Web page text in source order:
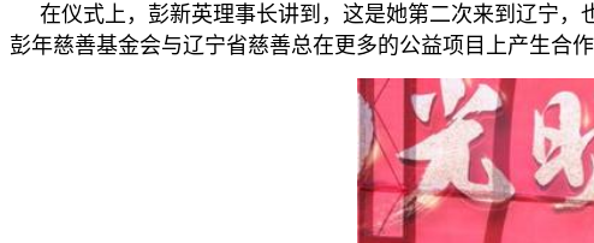
在仪式上，彭新英理事长讲到，这是她第二次来到辽宁，
彭年慈善基金会与辽宁省慈善总在更多的公益项目上产生合